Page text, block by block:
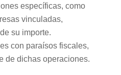
específicas, como
vinculadas,
su importe.
con paraísos fiscales,
de dichas operaciones.